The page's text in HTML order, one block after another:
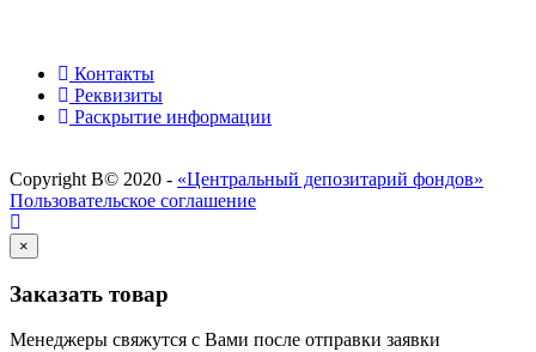
Контакты
Реквизиты
Раскрытие информации
Copyright В© 2020 - «Центральный депозитарий фондов»
Пользовательское соглашение
×
Заказать товар
Менеджеры свяжутся с Вами после отправки заявки